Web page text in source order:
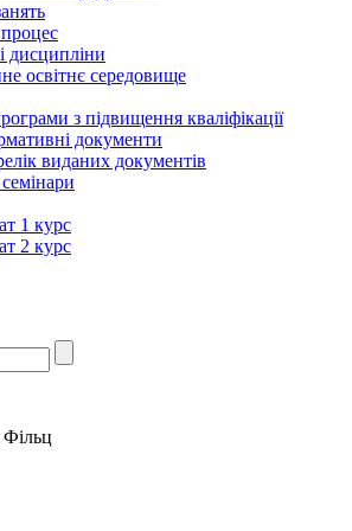
дисципліни
освітнє середовище
з підвищення кваліфікації
документи
виданих документів
1 курс
2 курс